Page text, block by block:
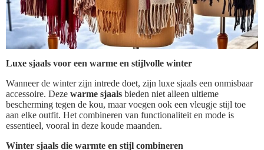
Luxe sjaals voor een warme en stijlvolle winter
Wanneer de winter zijn intrede doet, zijn luxe sjaals een onmisbaar
accessoire. Deze warme sjaals bieden niet alleen ultieme
bescherming tegen de kou, maar voegen ook een vleugje stijl toe
aan elke outfit. Het combineren van functionaliteit en mode is
essentieel, vooral in deze koude maanden.
Winter sjaals die warmte en stijl combineren